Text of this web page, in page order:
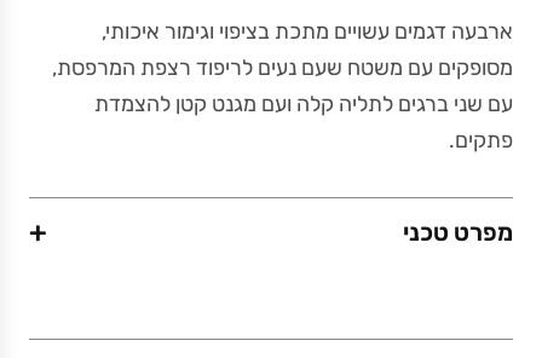
ארבעה דגמים עשויים מתכת בציפוי וגימור איכותי,
מסופקים עם משטח שעם נעים לריפוד רצפת המרפסת,
עם שני ברגים לתליה קלה ועם מגנט קטן להצמדת
פתקים.
מפרט טכני +
משקל (גרם)